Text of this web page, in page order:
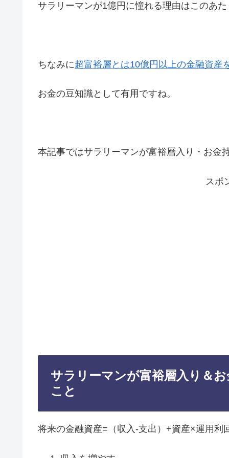
サラリーマンが1億円に憧れる理由はこのあ
ちなみに超富裕層とは10億円以上の金融資産
お金の豆知識として有用ですね。
本記事ではサラリーマンが富裕層入り・お金
スポ
サラリーマンが富裕層入り＆
こと
将来の金融資産=（収入-支出）+資産×運用